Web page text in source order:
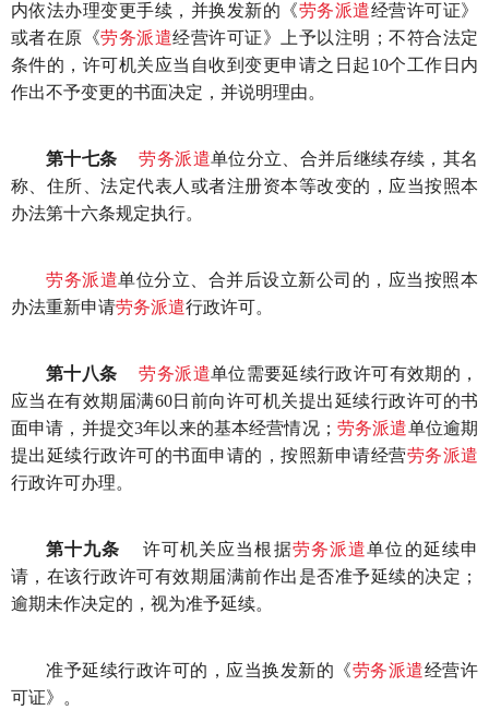
内依法办理变更手续，并换发新的《劳务派遣经营许可证》
或者在原《劳务派遣经营许可证》上予以注明；不符合法定
条件的，许可机关应当自收到变更申请之日起10个工作日内
作出不予变更的书面决定，并说明理由。
第十七条 劳务派遣单位分立、合并后继续存续，其名
称、住所、法定代表人或者注册资本等改变的，应当按照本
办法第十六条规定执行。
劳务派遣单位分立、合并后设立新公司的，应当按照本
办法重新申请劳务派遣行政许可。
第十八条 劳务派遣单位需要延续行政许可有效期的，
应当在有效期届满60日前向许可机关提出延续行政许可的书
面申请，并提交3年以来的基本经营情况； 劳务派遣单位逾期
提出延续行政许可的书面申请的，按照新申请经营劳务派遣
行政许可办理。
第十九条 许可机关应当根据劳务派遣单位的延续申
请，在该行政许可有效期届满前作出是否准予延续的决定；
逾期未作决定的，视为准予延续。
准予延续行政许可的，应当换发新的《劳务派遣经营许
可证》。